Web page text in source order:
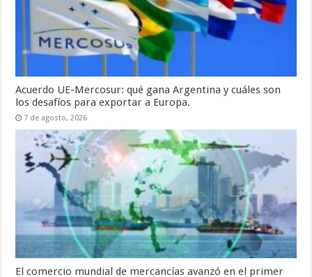
Acuerdo UE-Mercosur: qué gana Argentina y cuáles son
los desafíos para exportar a Europa.
7 de agosto, 2026
El comercio mundial de mercancías avanzó en el primer